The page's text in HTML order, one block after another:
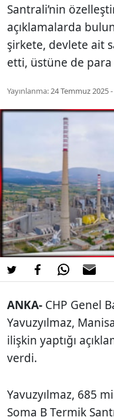
Santrali’nin
açıklamalarda
şirkete, devlete ait
etti, üstüne de para
Yayınlanma:24 Temmuz 2025
ANKA- CHP Genel
Yavuzyılmaz,
ilişkin yaptığı
verdi.
Yavuzyılmaz, 685
Soma B Termik